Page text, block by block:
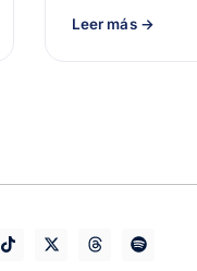
Leer más →